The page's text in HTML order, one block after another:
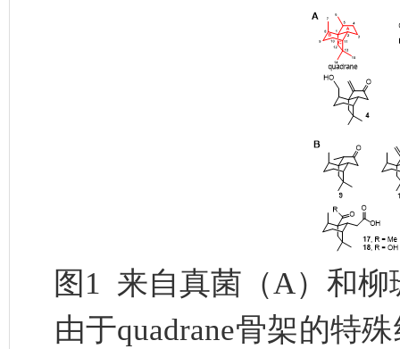
图1 来自真菌（A）和柳
由于quadrane骨架的特